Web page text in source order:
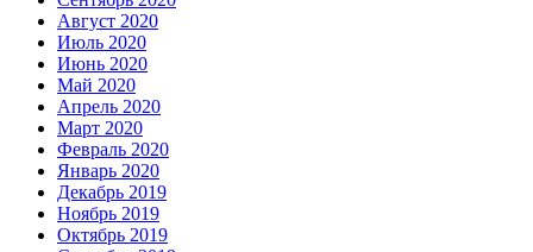
Август 2020
Июль 2020
Июнь 2020
Май 2020
Апрель 2020
Март 2020
Февраль 2020
Январь 2020
Декабрь 2019
Ноябрь 2019
Октябрь 2019